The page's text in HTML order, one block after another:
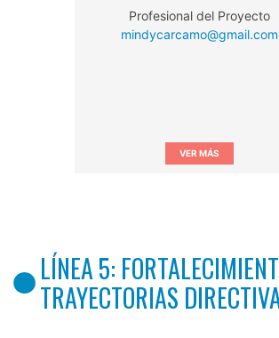
Profesional del Proyecto
mindycarcamo@gmail.com
VER MÁS
LÍNEA 5:
TRAYECTORIAS